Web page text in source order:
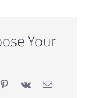
病
症
Your
Pinterest
Vk Email